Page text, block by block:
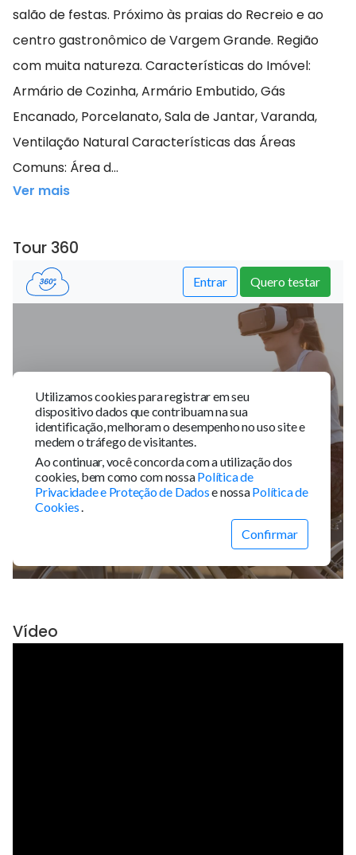
salão de festas. Próximo às praias do Recreio e ao
centro gastronômico de Vargem Grande. Região
com muita natureza. Características do Imóvel:
Armário de Cozinha, Armário Embutido, Gás
Encanado, Porcelanato, Sala de Jantar, Varanda,
Ventilação Natural Características das Áreas
Comuns: Área d...
Ver mais
Tour 360
Vídeo